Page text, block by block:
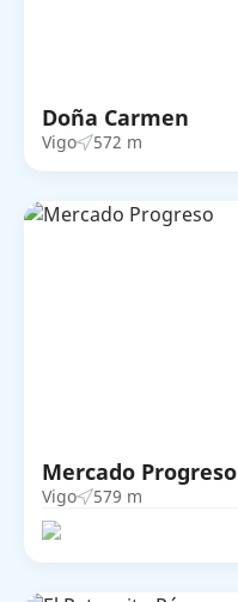
Doña Carmen
Vigo 572 m
Mercado Progreso
Vigo 579 m